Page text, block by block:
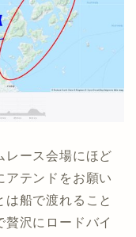
レース会場にほど
アテンドをお願い
は船で渡れること
贅沢にロードバイ